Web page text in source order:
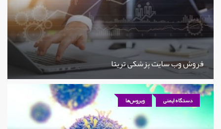
فروش وب سایت پزشکی تریتا
دستگاه ایمنی ویروس‌ها